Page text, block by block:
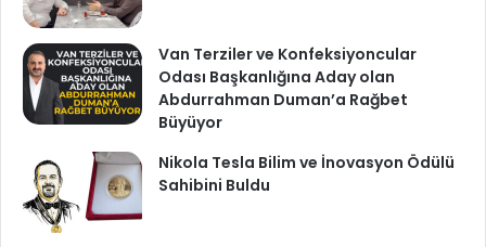
Van Terziler ve Konfeksiyoncular
Odası Başkanlığına Aday olan
Abdurrahman Duman’a Rağbet
Büyüyor
Nikola Tesla Bilim ve İnovasyon Ödülü
Sahibini Buldu